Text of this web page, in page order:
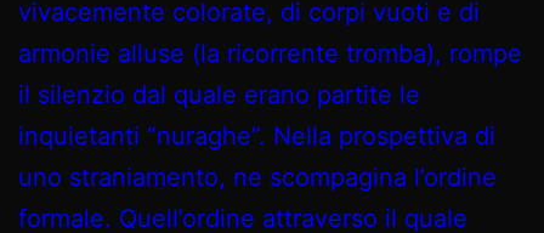
vivacemente colorate, di corpi vuoti e di
armonie alluse (la ricorrente tromba), rompe
il silenzio dal quale erano partite le
inquietanti “nuraghe”. Nella prospettiva di
uno straniamento, ne scompagina l’ordine
formale. Quell’ordine attraverso il quale